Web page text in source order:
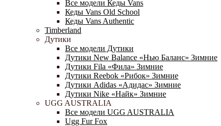
Все модели Кеды Vans
Кеды Vans Old School
Кеды Vans Authentic
Timberland
Дутики
Все модели Дутики
Дутики New Balance «Нью Баланс» Зимние
Дутики Fila «Фила» Зимние
Дутики Reebok «Рибок» Зимние
Дутики Adidas «Адидас» Зимние
Дутики Nike «Найк» Зимние
UGG AUSTRALIA
Все модели UGG AUSTRALIA
Ugg Fur Fox